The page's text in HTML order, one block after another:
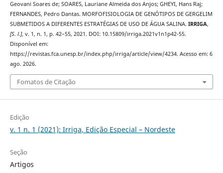
Geovani Soares de; SOARES, Lauriane Almeida dos Anjos; GHEYI, Hans Raj;
FERNANDES, Pedro Dantas. MORFOFISIOLOGIA DE GENÓTIPOS DE GERGELIM
SUBMETIDOS A DIFERENTES ESTRATÉGIAS DE USO DE ÁGUA SALINA. IRRIGA,
[S. l.], v. 1, n. 1, p. 42–55, 2021. DOI: 10.15809/irriga.2021v1n1p42-55.
Disponível em:
https://revistas.fca.unesp.br/index.php/irriga/article/view/4234. Acesso em: 6
ago. 2026.
Fomatos de Citação
Edição
v. 1 n. 1 (2021): Irriga, Edição Especial – Nordeste
Seção
Artigos